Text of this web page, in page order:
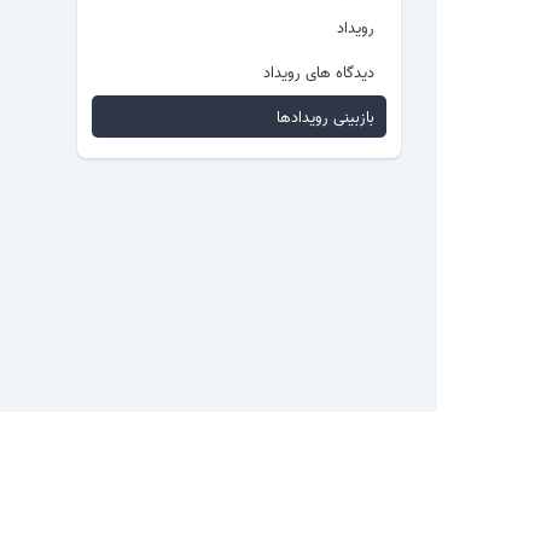
رویداد
دیدگاه های رویداد
بازبینی رویدادها